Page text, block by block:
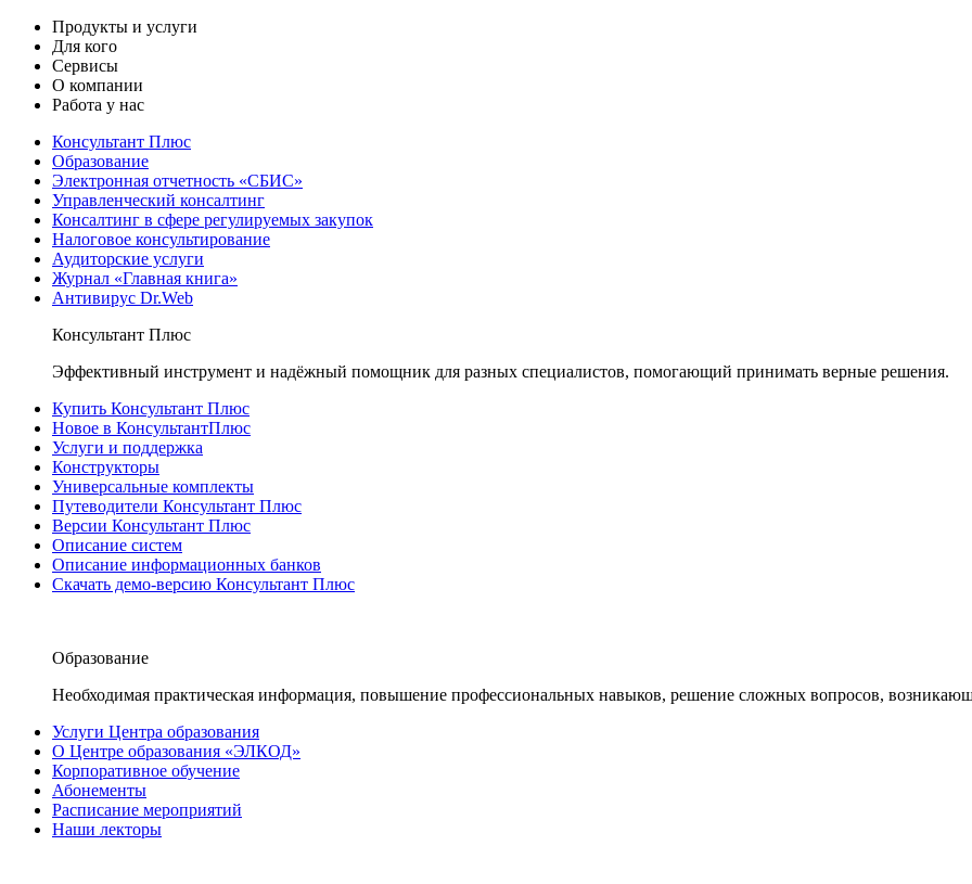
Продукты и услуги
Для кого
Сервисы
О компании
Работа у нас
Консультант Плюс
Образование
Электронная отчетность «СБИС»
Управленческий консалтинг
Консалтинг в сфере регулируемых закупок
Налоговое консультирование
Аудиторские услуги
Журнал «Главная книга»
Антивирус Dr.Web
Консультант Плюс
Эффективный инструмент и надёжный помощник для разных специалистов, помогающий принимать верные решения.
Купить Консультант Плюс
Новое в КонсультантПлюс
Услуги и поддержка
Конструкторы
Универсальные комплекты
Путеводители Консультант Плюс
Версии Консультант Плюс
Описание систем
Описание информационных банков
Скачать демо-версию Консультант Плюс
Образование
Необходимая практическая информация, повышение профессиональных навыков, решение сложных вопросов,
Услуги Центра образования
О Центре образования «ЭЛКОД»
Корпоративное обучение
Абонементы
Расписание мероприятий
Наши лекторы